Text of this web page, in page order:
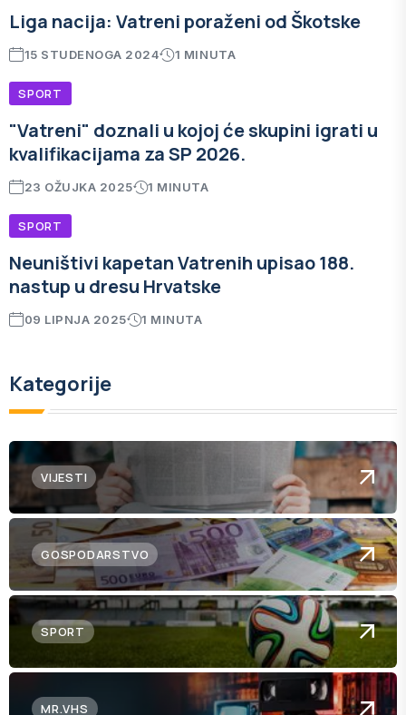
Liga nacija: Vatreni poraženi od Škotske
15 STUDENOGA 2024 1 MINUTA
SPORT
"Vatreni" doznali u kojoj će skupini igrati u
kvalifikacijama za SP 2026.
23 OŽUJKA 2025 1 MINUTA
SPORT
Neuništivi kapetan Vatrenih upisao 188.
nastup u dresu Hrvatske
09 LIPNJA 2025 1 MINUTA
Kategorije
VIJESTI
GOSPODARSTVO
SPORT
MR.VHS